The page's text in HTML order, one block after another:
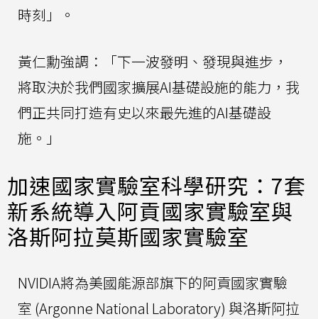
時刻」。
黃仁勳強調：「下一波發明、發現與進步，
將取決於我們國家擴展AI基礎設施的能力，我
們正共同打造有史以來最先進的AI基礎設
施。」
加速國家實驗室科學研究：7套
新系統導入阿貢國家實驗室與
洛斯阿拉莫斯國家實驗室
NVIDIA將為美國能源部旗下的阿貢國家實驗
室 (Argonne National Laboratory) 與洛斯阿拉